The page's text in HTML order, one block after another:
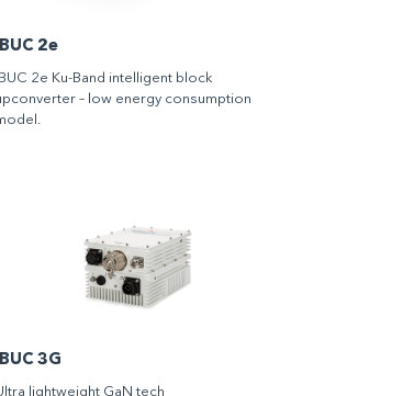
IBUC 2e
IBUC 2e Ku-Band intelligent block
– low energy consumption
3G
lightweight GaN tech